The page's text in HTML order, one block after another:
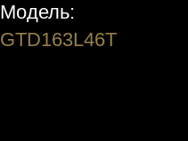
Модель:
GTD163L46T